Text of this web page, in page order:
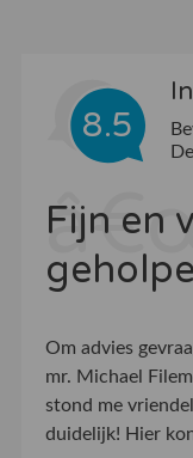
8.5
Fijn en
Om advies
mr. Michael
stond me
duidelijk! Hier